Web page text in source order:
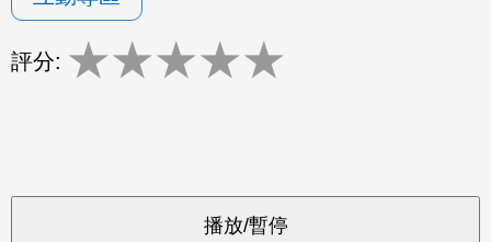
評分: ★★★★★